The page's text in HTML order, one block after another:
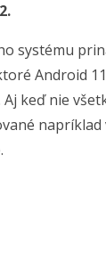
systému
Android
keď nie
napríklad